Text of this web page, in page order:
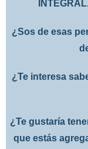
¿Sos de esas
¿Te interesa
¿Te gustaría
que estás